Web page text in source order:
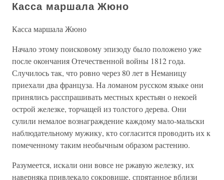
Касса маршала Жюно
Касса маршала Жюно
Начало этому поисковому эпизоду было положено уже
после окончания Отечественной войны 1812 года.
Случилось так, что ровно через 80 лет в Неманицу
приехали два француза. На ломаном русском языке они
принялись расспрашивать местных крестьян о некоей
острой железке, торчащей из толстого дерева. Они
сулили немалое вознаграждение каждому мало-мальски
наблюдательному мужику, кто согласится проводить их к
помеченному таким необычным образом растению.
Разумеется, искали они вовсе не ржавую железку, их
наверняка привлекало сокровище, спрятанное вблизи